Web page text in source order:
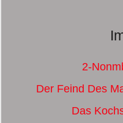
2-
Der Feind Des
Das